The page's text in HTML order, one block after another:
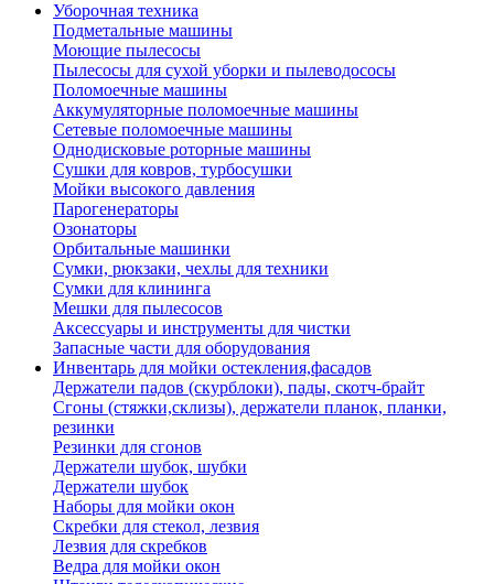
Уборочная техника
Подметальные машины
Моющие пылесосы
Пылесосы для сухой уборки и пылеводососы
Поломоечные машины
Аккумуляторные поломоечные машины
Сетевые поломоечные машины
Однодисковые роторные машины
Сушки для ковров, турбосушки
Мойки высокого давления
Парогенераторы
Озонаторы
Орбитальные машинки
Сумки, рюкзаки, чехлы для техники
Сумки для клининга
Мешки для пылесосов
Аксессуары и инструменты для чистки
Запасные части для оборудования
Инвентарь для мойки остекления,фасадов
Держатели падов (скурблоки), пады, скотч-брайт
Сгоны (стяжки,склизы), держатели планок, планки,
резинки
Резинки для сгонов
Держатели шубок, шубки
Держатели шубок
Наборы для мойки окон
Скребки для стекол, лезвия
Лезвия для скребков
Ведра для мойки окон